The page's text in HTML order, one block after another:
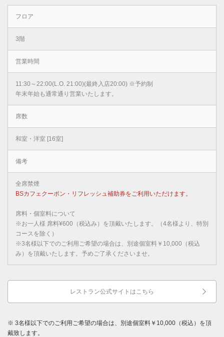
フロア
3階
営業時間
11:30～22:00(L.O. 21:00)(最終入店20:00) ※予約制
年末年始も通常通り営業いたします。
席数
和室・洋室 [16室]
備考
全席禁煙
BSカフェクーポン・リフレッシュ補助券をご利用いただけます。
席料・個室料について
※お一人様 席料¥600（税込み）を頂戴いたします。（4名様より、特別
コースを除く）
※3名様以下でのご利用ご希望の場合は、別途個室料￥10,000（税込
み）を頂戴いたします。予めご了承くださいませ。
レストラン公式サイトはこちら
※ 3名様以下でのご利用ご希望の場合は、別途個室料￥10,000（税込）を頂
戴致します。